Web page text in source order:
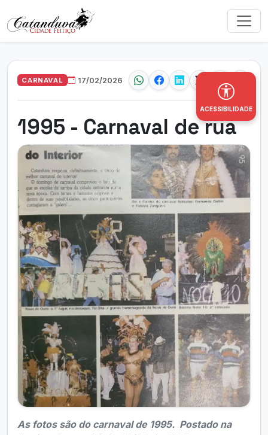
CARNAVAL 17/02/2026
1995 - Carnaval de rua
As fotos são do carnaval de 1995. Postado na
ACESSIBILIDADE